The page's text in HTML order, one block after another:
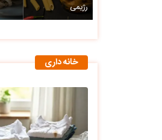
رژیمی
خانه داری